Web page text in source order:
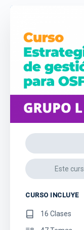
Este
CURSO INCLUYE
16 Clases